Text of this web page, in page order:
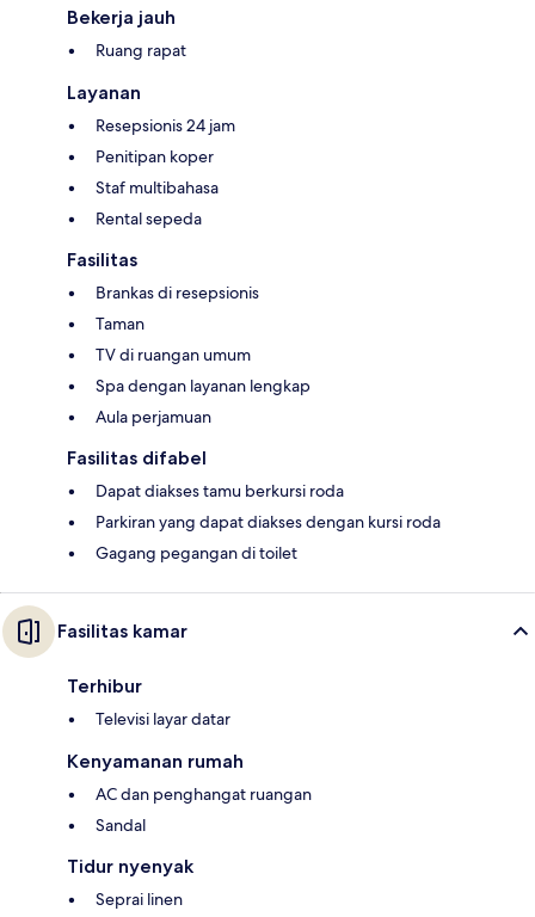
Bekerja jauh
Ruang rapat
Layanan
Resepsionis 24 jam
Penitipan koper
Staf multibahasa
Rental sepeda
Fasilitas
Brankas di resepsionis
Taman
TV di ruangan umum
Spa dengan layanan lengkap
Aula perjamuan
Fasilitas difabel
Dapat diakses tamu berkursi roda
Parkiran yang dapat diakses dengan kursi roda
Gagang pegangan di toilet
Fasilitas kamar
Terhibur
Televisi layar datar
Kenyamanan rumah
AC dan penghangat ruangan
Sandal
Tidur nyenyak
Seprai linen